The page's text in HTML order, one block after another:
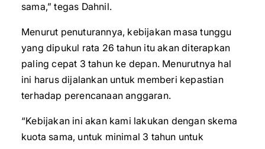
sama,” tegas Dahnil.
Menurut penuturannya, kebijakan masa tunggu
yang dipukul rata 26 tahun itu akan diterapkan
paling cepat 3 tahun ke depan. Menurutnya hal
ini harus dijalankan untuk memberi kepastian
terhadap perencanaan anggaran.
“Kebijakan ini akan kami lakukan dengan skema
kuota sama, untuk minimal 3 tahun untuk